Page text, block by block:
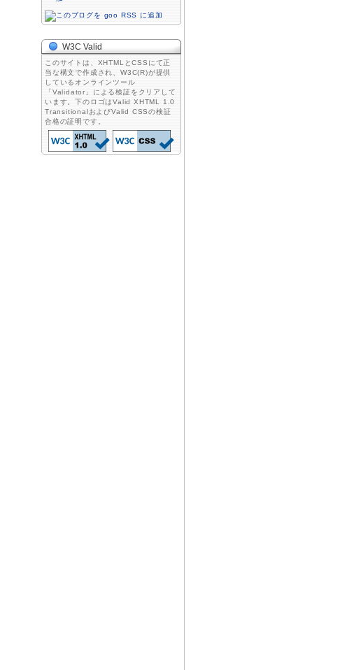
W3C Valid
このサイトは、XHTMLとCSSにて正
当な構文で作成され、W3C(R)が提供
しているオンラインツール
「Validator」による検証をクリアして
います。下のロゴはValid XHTML 1.0
TransitionalおよびValid CSSの検証
合格の証明です。